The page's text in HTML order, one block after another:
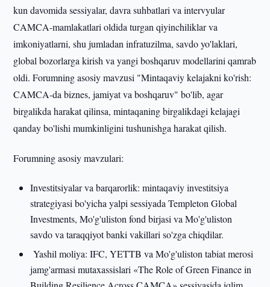
kun davomida sessiyalar, davra suhbatlari va intervyular
CAMCA-mamlakatlari oldida turgan qiyinchiliklar va
imkoniyatlarni, shu jumladan infratuzilma, savdo yo'laklari,
global bozorlarga kirish va yangi boshqaruv modellarini qamrab
oldi. Forumning asosiy mavzusi "Mintaqaviy kelajakni ko'rish:
CAMCA-da biznes, jamiyat va boshqaruv" bo'lib, agar
birgalikda harakat qilinsa, mintaqaning birgalikdagi kelajagi
qanday bo'lishi mumkinligini tushunishga harakat qilish.
Forumning asosiy mavzulari:
Investitsiyalar va barqarorlik: mintaqaviy investitsiya
strategiyasi bo'yicha yalpi sessiyada Templeton Global
Investments, Mo'g'uliston fond birjasi va Mo'g'uliston
savdo va taraqqiyot banki vakillari so'zga chiqdilar.
Yashil moliya: IFC, YETTB va Mo'g'uliston tabiat merosi
jamg'armasi mutaxassislari «The Role of Green Finance in